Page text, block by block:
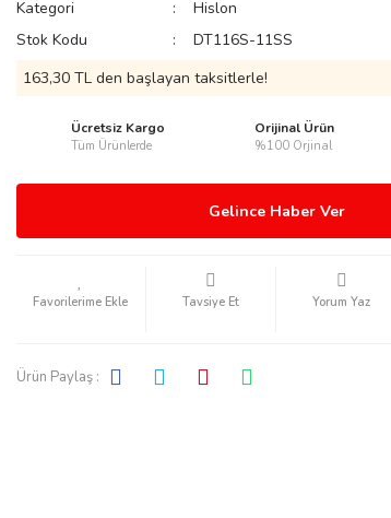
Kategori
Hislon
Stok Kodu
DT116S-11SS
163,30 TL den başlayan taksitlerle!
Ücretsiz Kargo
Tüm Ürünlerde
Orijinal Ürün
%100 Orjinal
Gelince Haber Ver
Tavsiye Et Yorum Yaz
Ürün Paylaş :